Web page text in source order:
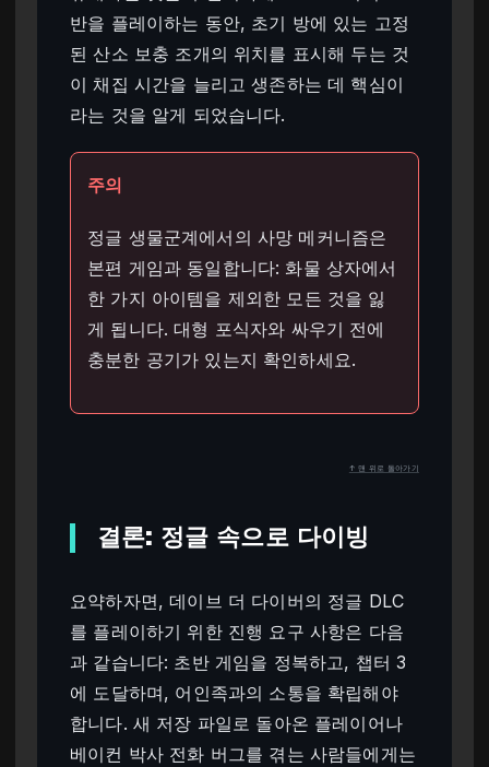
반을 플레이하는 동안, 초기 방에 있는 고정
된 산소 보충 조개의 위치를 표시해 두는 것
이 채집 시간을 늘리고 생존하는 데 핵심이
라는 것을 알게 되었습니다.
주의
정글 생물군계에서의 사망 메커니즘은
본편 게임과 동일합니다: 화물 상자에서
한 가지 아이템을 제외한 모든 것을 잃
게 됩니다. 대형 포식자와 싸우기 전에
충분한 공기가 있는지 확인하세요.
↑ 맨 위로 돌아가기
결론: 정글 속으로 다이빙
요약하자면, 데이브 더 다이버의 정글 DLC
를 플레이하기 위한 진행 요구 사항은 다음
과 같습니다: 초반 게임을 정복하고, 챕터 3
에 도달하며, 어인족과의 소통을 확립해야
합니다. 새 저장 파일로 돌아온 플레이어나
베이컨 박사 전화 버그를 겪는 사람들에게는